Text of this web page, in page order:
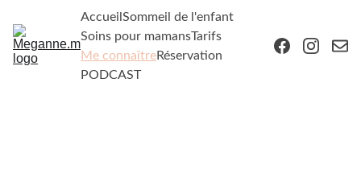
Accueil Sommeil de l'enfant
Soins pour mamansTarifs
Me connaîtreRéservation
PODCAST